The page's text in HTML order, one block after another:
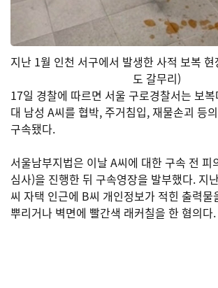
지난 1월 인천 서구에서 발생한 사적 보복
도 갈무리)
17일 경찰에 따르면 서울 구로경찰서는 보
대 남성 A씨를 협박, 주거침입, 재물손괴 등
구속됐다.
서울남부지법은 이날 A씨에 대한 구속 전 피
심사)을 진행한 뒤 구속영장을 발부했다. 지
씨 자택 인근에 B씨 개인정보가 적힌 출력물
뿌리거나 벽면에 빨간색 래커칠을 한 혐의다.